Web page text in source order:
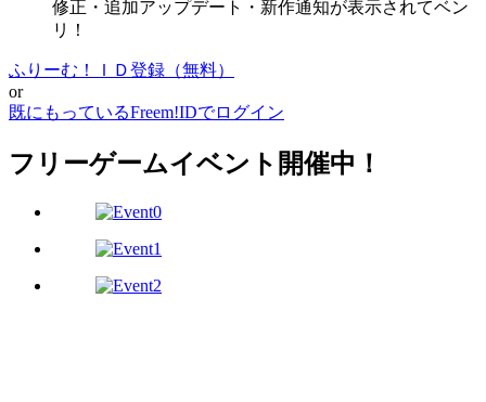
修正・追加アップデート・新作通知が表示されてベン
リ！
ふりーむ！ＩＤ登録（無料）
or
既にもっているFreem!IDでログイン
フリーゲームイベント開催中！